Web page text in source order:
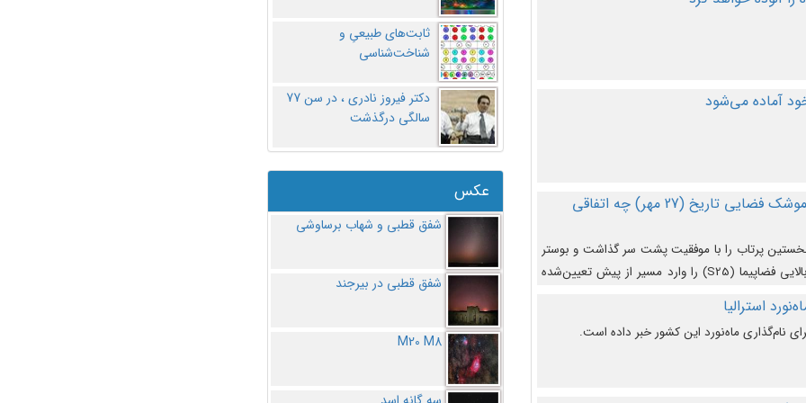
آماده می‌شود
در دومین پرتاب آزمایشی بزرگترین موشک فضایی تاریخ (27 مهر‌) چه اتفاقی
پرتاب را با موفقیت پشت سر گذاشت و بوستر
(بخش پایینی) آن (B9) توانست بخش بالایی فضاپیما (S25) را وارد مسیر از پیش تعیین‌شده
استرالیا
نام‌گذاری ماه‌نورد این کشور خبر داده است.
ثابت‌های طبیعیِ و
شناخت‌شناسی
دکتر فیروز نادری ، در سن 77
سالگی درگذشت
عکس
شفق قطبی و شهاب برساوشی
شفق قطبی در بیرجند
M20 M8